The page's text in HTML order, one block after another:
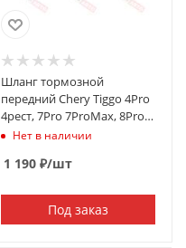
Шланг тормозной
передний Chery Tiggo 4Pro
4рест, 7Pro 7ProMax, 8Pro
8ProMax, Exeed LX
Нет в наличии
1 190 ₽/шт
Под заказ